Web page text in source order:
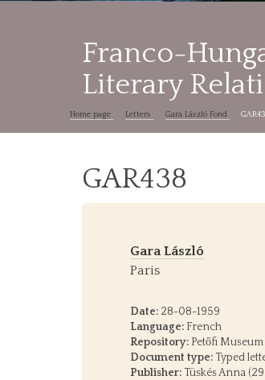
Franco-
Literary
Home page Letters Gara László Fond
GAR438
Gara László
Paris
Date: 28-08-1959
Language: French
Repository: Petőfi
Document type: Typed
Publisher: Tüskés Anna